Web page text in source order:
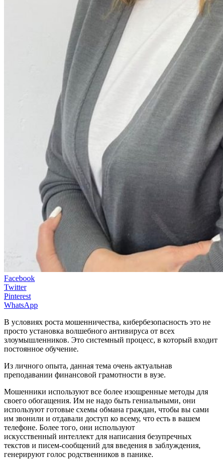
Facebook
Twitter
Pinterest
WhatsApp
В условиях роста мошенничества, кибербезопасность это не
просто установка волшебного антивируса от всех
злоумышленников. Это системный процесс, в который входит
постоянное обучение.
Из личного опыта, данная тема очень актуальнав
преподавании финансовой грамотности в вузе.
Мошенники используют все более изощренные методы для
своего обогащения. Им не надо быть гениальными, они
используют готовые схемы обмана граждан, чтобы вы сами
им звонили и отдавали доступ ко всему, что есть в вашем
телефоне. Более того, они используют
искусственный интеллект для написания безупречных
текстов и писем-сообщений для введения в заблуждения,
генерируют голос родственников в панике.